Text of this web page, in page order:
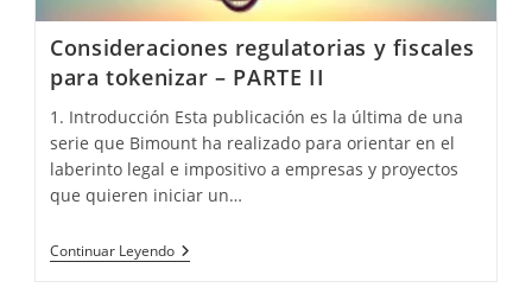
Consideraciones regulatorias y fiscales
para tokenizar – PARTE II
1. Introducción Esta publicación es la última de una
serie que Bimount ha realizado para orientar en el
laberinto legal e impositivo a empresas y proyectos
que quieren iniciar un…
Continuar LeyendoConsideraciones
Regulatorias